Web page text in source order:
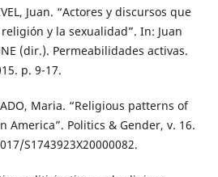
Juan. “Actores y discursos que
y la sexualidad”. In: Juan
(dir.). Permeabilidades activas.
p. 9-17.
Maria. “Religious patterns of
America”. Politics & Gender, v. 16.
S1743923X20000082.